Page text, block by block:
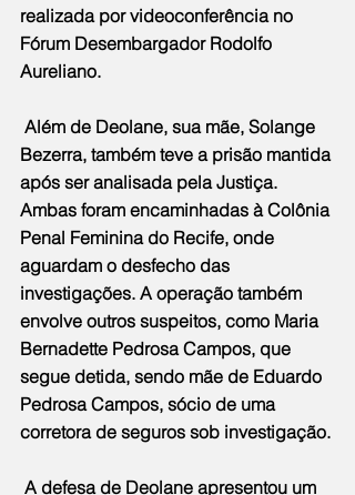
realizada por videoconferência no
Fórum Desembargador Rodolfo
Aureliano.
Além de Deolane, sua mãe, Solange
Bezerra, também teve a prisão mantida
após ser analisada pela Justiça.
Ambas foram encaminhadas à Colônia
Penal Feminina do Recife, onde
aguardam o desfecho das
investigações. A operação também
envolve outros suspeitos, como Maria
Bernadette Pedrosa Campos, que
segue detida, sendo mãe de Eduardo
Pedrosa Campos, sócio de uma
corretora de seguros sob investigação.
A defesa de Deolane apresentou um